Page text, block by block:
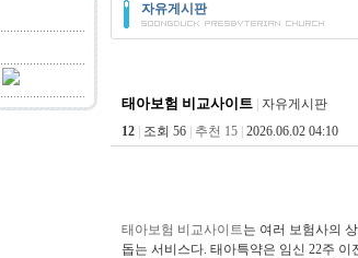
자유게시판
태아보험 비교사이트
자유게시판
12
조회 56 추천 15 2026.06.02 04:10
태아보험 비교사이트는 여러 보험사의
돕는 서비스다. 태아특약은 임신 22주